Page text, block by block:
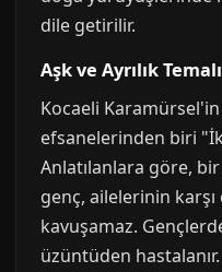
dile getirilir.
Aşk ve Ayrılık
Kocaeli
efsanelerinden biri
Anlatılanlara göre,
genç, ailelerinin karşı
kavuşamaz.
üzüntüden